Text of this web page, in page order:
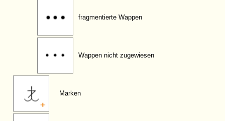
fragmentierte Wappen
Wappen nicht zugewiesen
Marken